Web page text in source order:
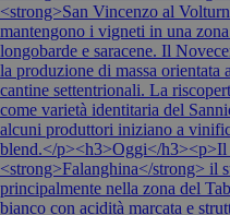
<strong>San Vincenzo al
mantengono i vigneti in una
longobarde e saracene. Il
la produzione di massa
cantine settentrionali. La
come varietà identitaria del
alcuni produttori iniziano a
blend.</p><h3>Oggi</h3><p>Il
<strong>Falanghina</strong> il
principalmente nella zona del
bianco con acidità marcata e